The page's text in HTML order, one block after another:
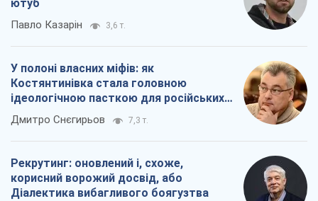
ютуб
Павло Казарін 3,6 т.
У полоні власних міфів: як
Костянтинівка стала головною
ідеологічною пасткою для російських
окупантів
Дмитро Снєгирьов 7,3 т.
Рекрутинг: оновлений і, схоже,
корисний ворожий досвід, або
Діалектика вибагливого боягузтва